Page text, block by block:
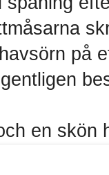
på
en skön